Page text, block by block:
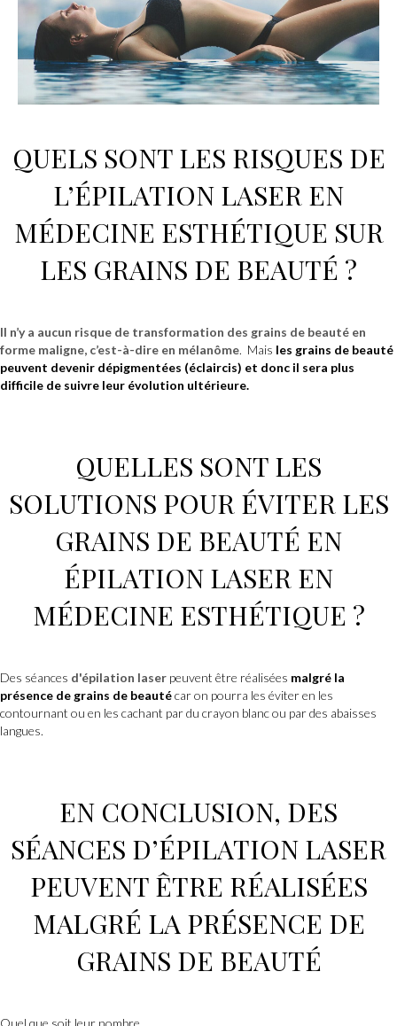
QUELS SONT LES RISQUES DE
L’ÉPILATION LASER EN
MÉDECINE ESTHÉTIQUE SUR
LES GRAINS DE BEAUTÉ ?
Il n’y a aucun risque de transformation des grains de beauté en
forme maligne, c’est-à-dire en mélanôme. Mais les grains de beauté
peuvent devenir dépigmentées (éclaircis) et donc il sera plus
difficile de suivre leur évolution ultérieure.
QUELLES SONT LES
SOLUTIONS POUR ÉVITER LES
GRAINS DE BEAUTÉ EN
ÉPILATION LASER EN
MÉDECINE ESTHÉTIQUE ?
Des séances d'épilation laser peuvent être réalisées malgré la
présence de grains de beautécar on pourra les éviter en les
contournant ou en les cachant par du crayon blanc ou par des abaisses
langues.
EN CONCLUSION, DES
SÉANCES D’ÉPILATION LASER
PEUVENT ÊTRE RÉALISÉES
MALGRÉ LA PRÉSENCE DE
GRAINS DE BEAUTÉ